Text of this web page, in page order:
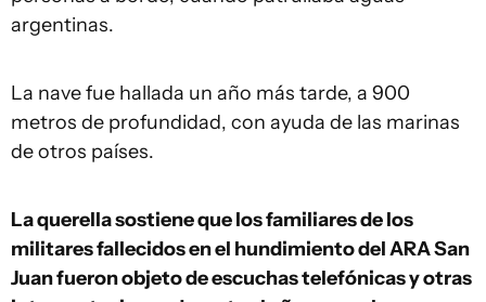
argentinas.
La nave fue hallada un año más tarde, a 900
metros de profundidad, con ayuda de las marinas
de otros países.
La querella sostiene que los familiares de los
militares fallecidos en el hundimiento del ARA San
Juan fueron objeto de escuchas telefónicas y otras